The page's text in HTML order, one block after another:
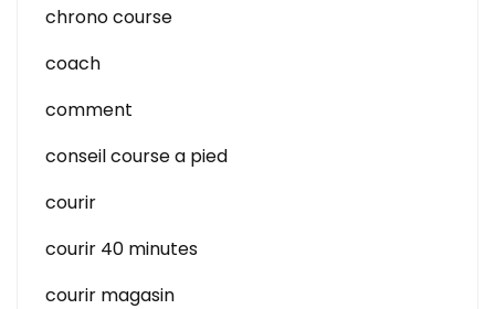
chrono course
coach
comment
conseil course a pied
courir
courir 40 minutes
courir magasin